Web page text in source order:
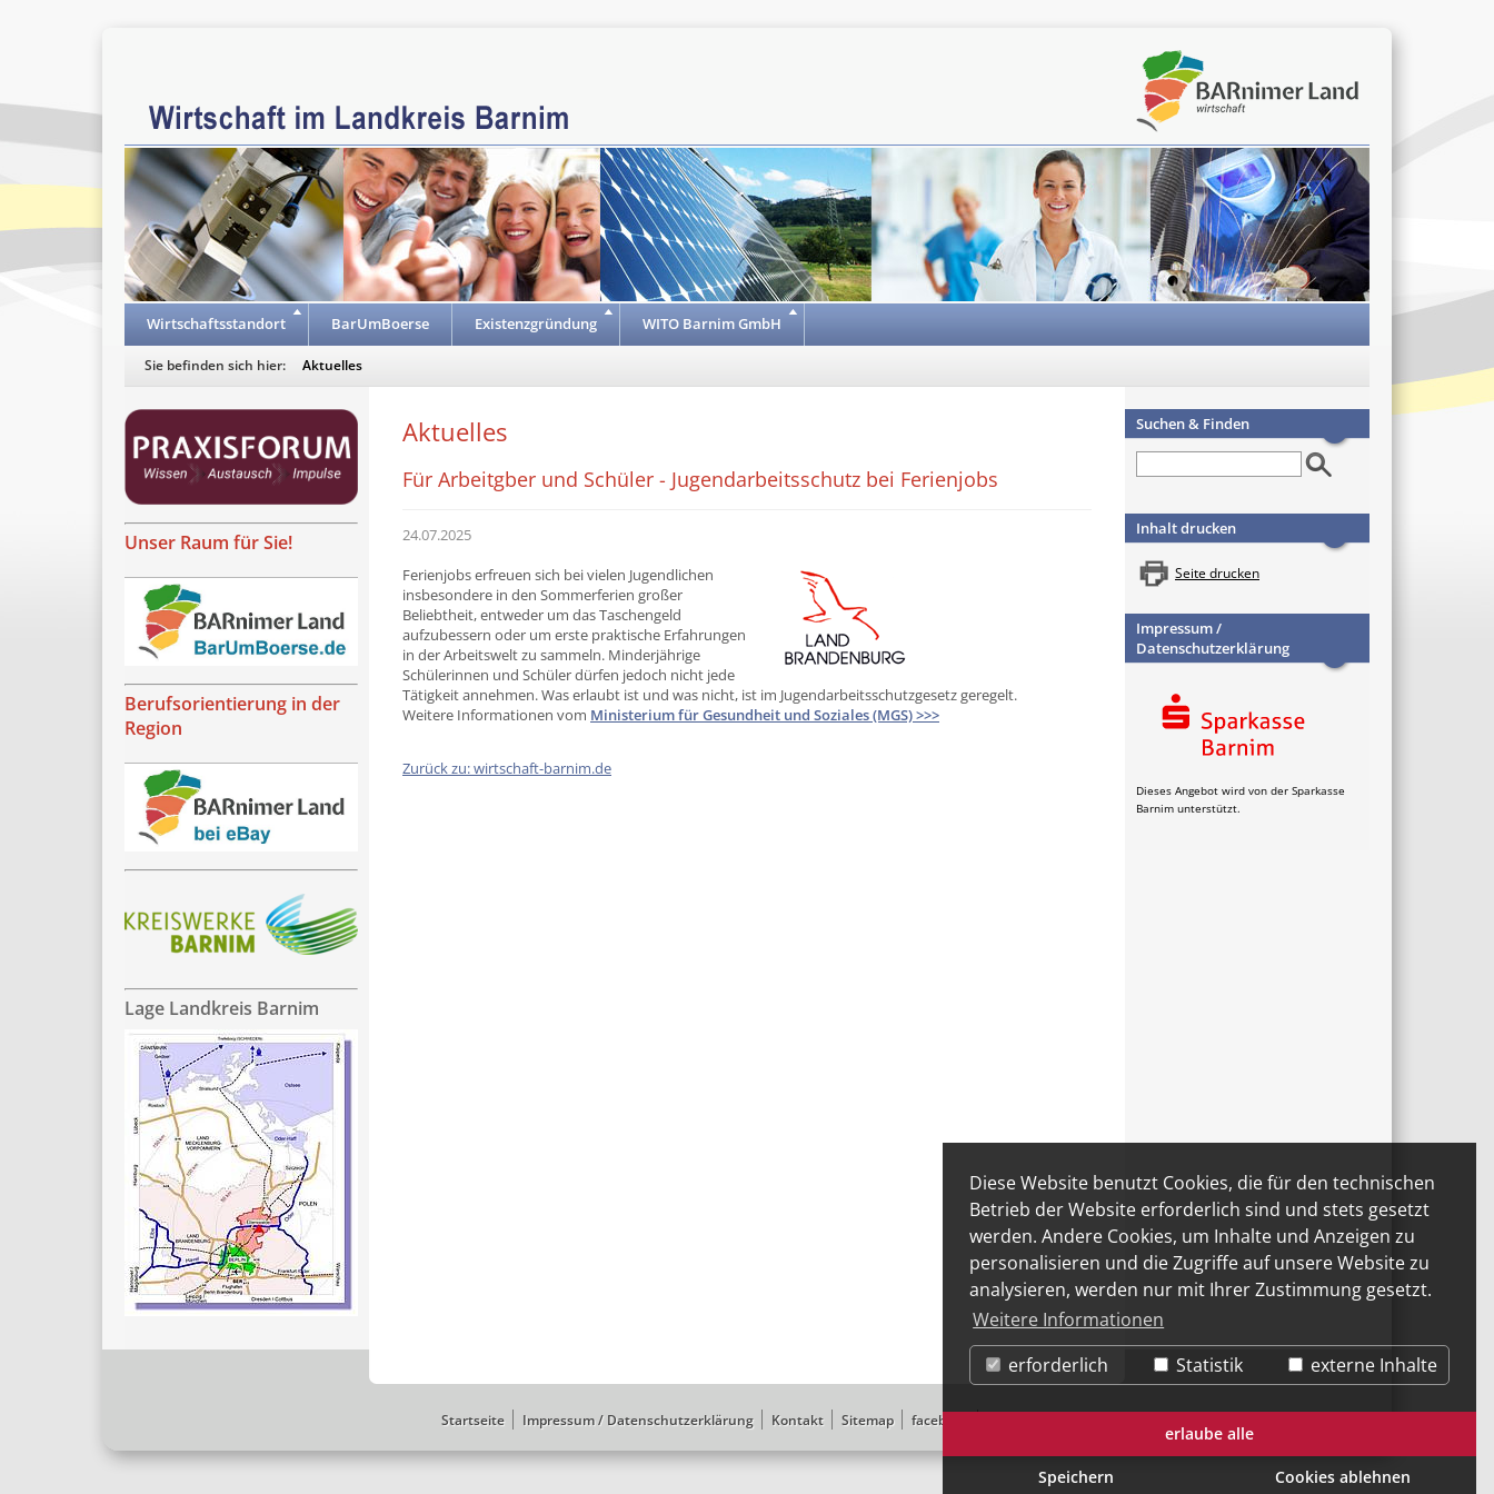
Wirtschaftsstandort BarUmBoerse Existenzgründung WITO Barnim GmbH
Sie befinden sich hier: Aktuelles
Unser Raum für Sie!
Berufsorientierung in der
Region
Lage Landkreis Barnim
Aktuelles
Für Arbeitgber und Schüler - Jugendarbeitsschutz bei Ferienjobs
24.07.2025
Ferienjobs erfreuen sich bei vielen Jugendlichen
insbesondere in den Sommerferien großer
Beliebtheit, entweder um das Taschengeld
aufzubessern oder um erste praktische Erfahrungen
in der Arbeitswelt zu sammeln. Minderjährige
Schülerinnen und Schüler dürfen jedoch nicht jede
Tätigkeit annehmen. Was erlaubt ist und was nicht, ist im Jugendarbeitsschutzgesetz geregelt.
Weitere Informationen vom Ministerium für Gesundheit und Soziales (MGS) >>>
Zurück zu: wirtschaft-barnim.de
Suchen & Finden
Inhalt drucken
Seite drucken
Impressum /
Datenschutzerklärung
Dieses Angebot wird von der Sparkasse
Barnim unterstützt.
Startseite Impressum / Datenschutzerklärung Kontakt Sitemap facebook
Diese Website benutzt Cookies, die für den technischen
Betrieb der Website erforderlich sind und stets gesetzt
werden. Andere Cookies, um Inhalte und Anzeigen zu
personalisieren und die Zugriffe auf unsere Website zu
analysieren, werden nur mit Ihrer Zustimmung gesetzt.
Weitere Informationen
erforderlich
Statistik externe Inhalte
erlaube alle
Speichern Cookies ablehnen